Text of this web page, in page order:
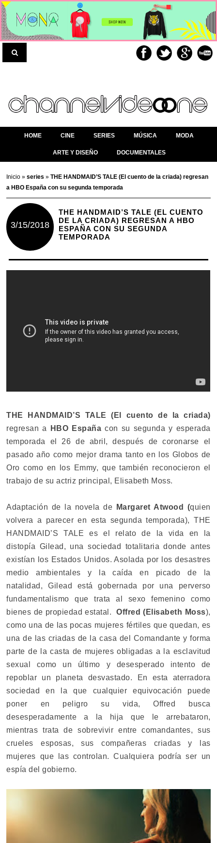
HOME CINE SERIES MÚSICA MODA
ARTE Y DISEÑO DOCUMENTALES
Inicio»series»THE HANDMAID’S TALE (El cuento de la criada) regresan
a HBO España con su segunda temporada
3/15/2018
THE HANDMAID’S TALE (EL CUENTO
DE LA CRIADA) REGRESAN A HBO
ESPAÑA CON SU SEGUNDA
TEMPORADA
THE HANDMAID’S TALE (El cuento de la criada)
regresan a
HBO España con su segunda y esperada
temporada el 26 de abril, después de coronarse el
pasado año como mejor drama tanto en los Globos de
Oro como en los Emmy, que también reconocieron el
trabajo de su actriz principal, Elisabeth Moss.
Adaptación de la novela de Margaret Atwood (quien
volvera a parecer en esta segunda temporada), THE
HANDMAID’S TALE es el relato de la vida en la
distopía Gilead, una sociedad totalitaria donde antes
existían los Estados Unidos. Asolada por los desastres
medio ambientales y la caída en picado de la
natalidad, Gilead está gobernada por una perverso
fundamentalismo que trata al sexo femenino como
bienes de propiedad estatal.Offred (Elisabeth Moss),
como una de las pocas mujeres fértiles que quedan, es
una de las criadas de la casa del Comandante y forma
parte de la casta de mujeres obligadas a la esclavitud
sexual como un último y desesperado intento de
repoblar un planeta desvastado. En esta aterradora
sociedad en la que cualquier equivocación puede
poner en peligro su vida, Offred busca
desesperadamente a la hija que le arrebataron,
mientras trata de sobrevivir entre comandantes, sus
crueles esposas, sus compañeras criadas y las
mujeres que las controlan. Cualquiera podría ser un
espía del gobierno.